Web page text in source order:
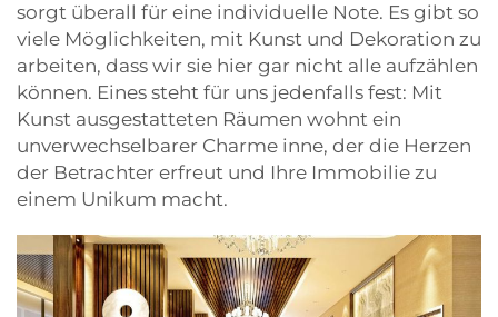
sorgt überall für eine individuelle Note. Es gibt so
viele Möglichkeiten, mit Kunst und Dekoration zu
arbeiten, dass wir sie hier gar nicht alle aufzählen
können. Eines steht für uns jedenfalls fest: Mit
Kunst ausgestatteten Räumen wohnt ein
unverwechselbarer Charme inne, der die Herzen
der Betrachter erfreut und Ihre Immobilie zu
einem Unikum macht.